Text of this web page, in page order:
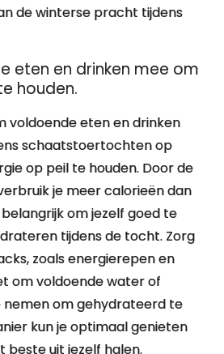
de winterse pracht tijdens
eten en drinken mee om
houden.
voldoende eten en drinken
schaatstoertochten op
op peil te houden. Door de
je meer calorieën dan
om jezelf goed te
tijdens de tocht. Zorg
zoals energierepen en
om voldoende water of
om gehydrateerd te
kun je optimaal genieten
beste uit jezelf halen.